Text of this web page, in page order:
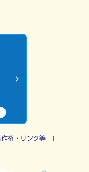
作権・リンク等